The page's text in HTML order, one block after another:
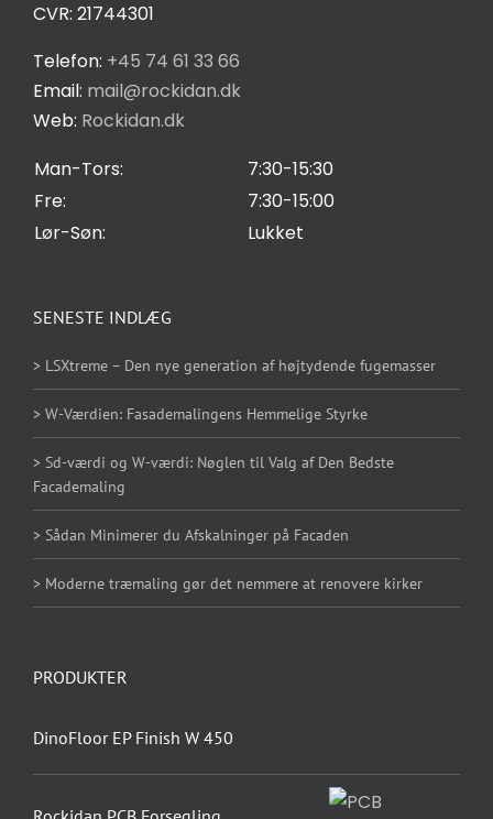
CVR: 21744301
Telefon: +45 74 61 33 66
Email: mail@rockidan.dk
Web: Rockidan.dk
Man-Tors:
7:30-15:30
Fre:
7:30-15:00
Lør-Søn:
Lukket
Privatlivspolitik
Cookie Indstilling
SENESTE INDLÆG
> LSXtreme – Den nye generation af højtydende fugemasser
> W-Værdien: Fasademalingens Hemmelige Styrke
> Sd-værdi og W-værdi: Nøglen til Valg af Den Bedste
Facademaling
> Sådan Minimerer du Afskalninger på Facaden
> Moderne træmaling gør det nemmere at renovere kirker
PRODUKTER
DinoFloor EP Finish W 450